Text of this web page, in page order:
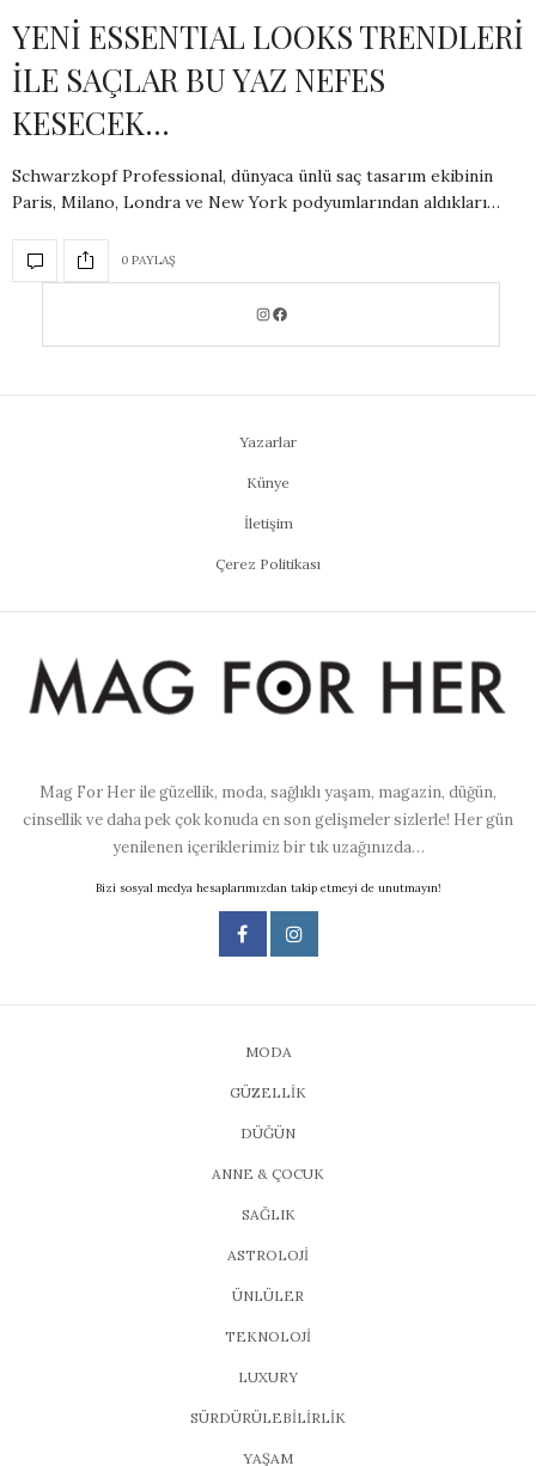
YENİ ESSENTIAL LOOKS TRENDLERİ
İLE SAÇLAR BU YAZ NEFES
KESECEK…
Schwarzkopf Professional, dünyaca ünlü saç tasarım ekibinin
Paris, Milano, Londra ve New York podyumlarından aldıkları…
0 PAYLAŞ
Yazarlar
Künye
İletişim
Çerez Politikası
Mag For Her ile güzellik, moda, sağlıklı yaşam, magazin, düğün,
cinsellik ve daha pek çok konuda en son gelişmeler sizlerle! Her gün
yenilenen içeriklerimiz bir tık uzağınızda…
Bizi sosyal medya hesaplarımızdan takip etmeyi de unutmayın!
MODA
GÜZELLİK
DÜĞÜN
ANNE & ÇOCUK
SAĞLIK
ASTROLOJİ
ÜNLÜLER
TEKNOLOJİ
LUXURY
SÜRDÜRÜLEBİLİRLİK
YAŞAM